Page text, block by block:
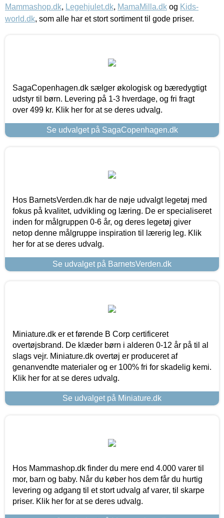
Mammashop.dk, Legehjulet.dk, MamaMilla.dk og Kids-
world.dk, som alle har et stort sortiment til gode priser.
SagaCopenhagen.dk sælger økologisk og bæredygtigt
udstyr til børn. Levering på 1-3 hverdage, og fri fragt
over 499 kr. Klik her for at se deres udvalg.
Se udvalget på SagaCopenhagen.dk
Hos BarnetsVerden.dk har de nøje udvalgt legetøj med
fokus på kvalitet, udvikling og læring. De er specialiseret
inden for målgruppen 0-6 år, og deres legetøj giver
netop denne målgruppe inspiration til lærerig leg. Klik
her for at se deres udvalg.
Se udvalget på BarnetsVerden.dk
Miniature.dk er et førende B Corp certificeret
overtøjsbrand. De klæder børn i alderen 0-12 år på til al
slags vejr. Miniature.dk overtøj er produceret af
genanvendte materialer og er 100% fri for skadelig kemi.
Klik her for at se deres udvalg.
Se udvalget på Miniature.dk
Hos Mammashop.dk finder du mere end 4.000 varer til
mor, barn og baby. Når du køber hos dem får du hurtig
levering og adgang til et stort udvalg af varer, til skarpe
priser. Klik her for at se deres udvalg.